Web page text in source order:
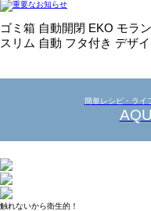
ゴミ箱 自動開閉 EKO モラ
スリム 自動 フタ付き デザ
簡単レシピ・ライ
触れないから衛生的！